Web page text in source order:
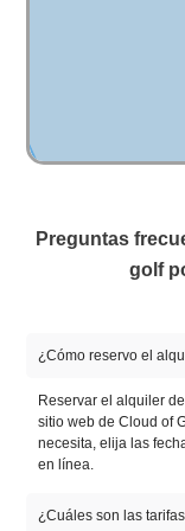
Preguntas
golf
¿Cómo reservo el
Reservar el alquiler
sitio web de Cloud of
necesita, elija las
en línea.
¿Cuáles son las